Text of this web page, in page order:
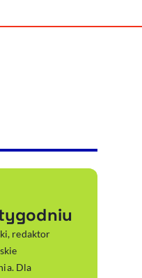
, otwiera się w nowym
, otwiera się w